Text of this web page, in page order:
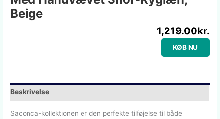
Beige
1,219.00kr.
KØB NU
Beskrivelse
Saconca-kollektionen er den perfekte tilføjelse til både